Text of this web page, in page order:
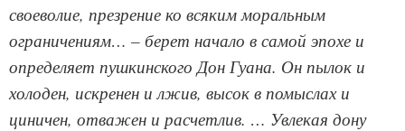
своеволие, презрение ко всяким моральным
ограничениям… – берет начало в самой эпохе и
определяет пушкинского Дон Гуана. Он пылок и
холоден, искренен и лжив, высок в помыслах и
циничен, отважен и расчетлив. … Увлекая дону